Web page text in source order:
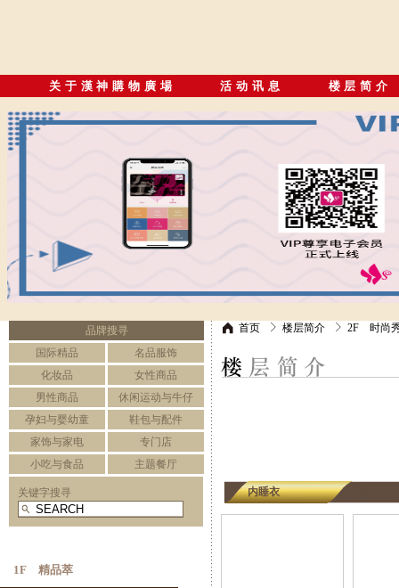
关于漢神購物廣場 活动讯息 楼层简介
品牌搜寻
国际精品
名品服饰
化妆品
女性商品
男性商品
休闲运动与牛仔
孕妇与婴幼童
鞋包与配件
家饰与家电
专门店
小吃与食品
主题餐厅
关键字搜寻
1F 精品萃
首页 楼层简介 2F 时尚
内睡衣